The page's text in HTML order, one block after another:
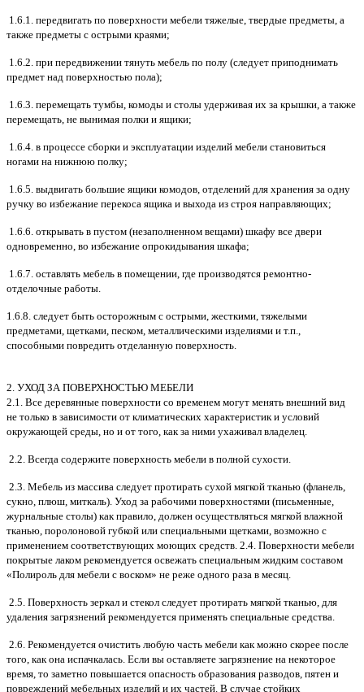
1.6.1. передвигать по поверхности мебели тяжелые, твердые предметы, а
также предметы с острыми краями;
1.6.2. при передвижении тянуть мебель по полу (следует приподнимать
предмет над поверхностью пола);
1.6.3. перемещать тумбы, комоды и столы удерживая их за крышки, а также
перемещать, не вынимая полки и ящики;
1.6.4. в процессе сборки и эксплуатации изделий мебели становиться
ногами на нижнюю полку;
1.6.5. выдвигать большие ящики комодов, отделений для хранения за одну
ручку во избежание перекоса ящика и выхода из строя направляющих;
1.6.6. открывать в пустом (незаполненном вещами) шкафу все двери
одновременно, во избежание опрокидывания шкафа;
1.6.7. оставлять мебель в помещении, где производятся ремонтно-
отделочные работы.
1.6.8. следует быть осторожным с острыми, жесткими, тяжелыми
предметами, щетками, песком, металлическими изделиями и т.п.,
способными повредить отделанную поверхность.
2. УХОД ЗА ПОВЕРХНОСТЬЮ МЕБЕЛИ
2.1. Все деревянные поверхности со временем могут менять внешний вид
не только в зависимости от климатических характеристик и условий
окружающей среды, но и от того, как за ними ухаживал владелец.
2.2. Всегда содержите поверхность мебели в полной сухости.
2.3. Мебель из массива следует протирать сухой мягкой тканью (фланель,
сукно, плюш, миткаль). Уход за рабочими поверхностями (письменные,
журнальные столы) как правило, должен осуществляться мягкой влажной
тканью, поролоновой губкой или специальными щетками, возможно с
применением соответствующих моющих средств. 2.4. Поверхности мебели
покрытые лаком рекомендуется освежать специальным жидким составом
«Полироль для мебели с воском» не реже одного раза в месяц.
2.5. Поверхность зеркал и стекол следует протирать мягкой тканью, для
удаления загрязнений рекомендуется применять специальные средства.
2.6. Рекомендуется очистить любую часть мебели как можно скорее после
того, как она испачкалась. Если вы оставляете загрязнение на некоторое
время, то заметно повышается опасность образования разводов, пятен и
повреждений мебельных изделий и их частей. В случае стойких